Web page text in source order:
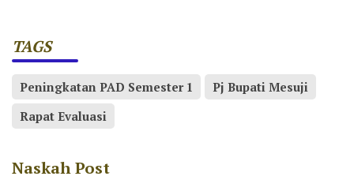
TAGS
Peningkatan PAD Semester 1
Pj Bupati Mesuji
Rapat Evaluasi
Naskah Post